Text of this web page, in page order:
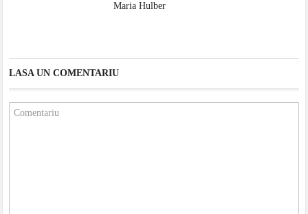
Maria Hulber
LASA UN COMENTARIU